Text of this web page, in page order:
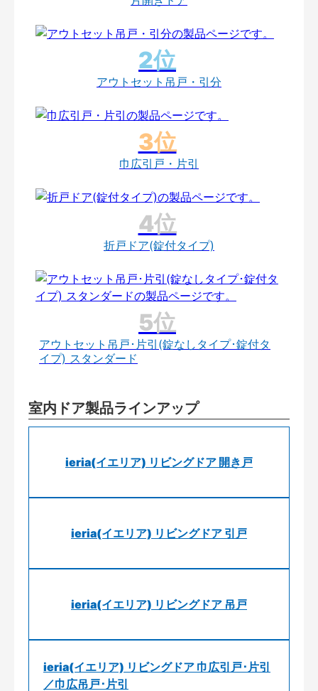
アウトセット吊戸・引分
巾広引戸・片引
折戸ドア(錠付タイプ)
アウトセット吊戸･片引(錠なしタイプ･錠付タ
イプ) スタンダード
室内ドア製品ラインアップ
ieria(イエリア) リビングドア 開き戸
ieria(イエリア) リビングドア 引戸
ieria(イエリア) リビングドア 吊戸
ieria(イエリア) リビングドア 巾広引戸･片引
／巾広吊戸･片引